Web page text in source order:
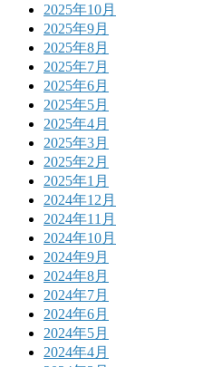
2025年10月
2025年9月
2025年8月
2025年7月
2025年6月
2025年5月
2025年4月
2025年3月
2025年2月
2025年1月
2024年12月
2024年11月
2024年10月
2024年9月
2024年8月
2024年7月
2024年6月
2024年5月
2024年4月